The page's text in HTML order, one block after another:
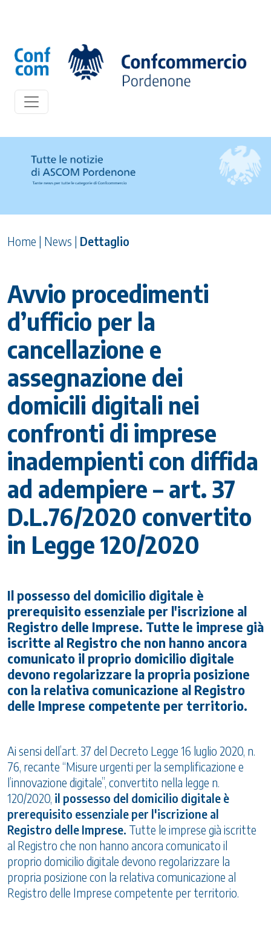
Home | News | Dettaglio
Avvio procedimenti
d’ufficio per la
cancellazione e
assegnazione dei
domicili digitali nei
confronti di imprese
inadempienti con diffida
ad adempiere – art. 37
D.L.76/2020 convertito
in Legge 120/2020
Il possesso del domicilio digitale è
prerequisito essenziale per l'iscrizione al
Registro delle Imprese. Tutte le imprese già
iscritte al Registro che non hanno ancora
comunicato il proprio domicilio digitale
devono regolarizzare la propria posizione
con la relativa comunicazione al Registro
delle Imprese competente per territorio.
Ai sensi dell’art. 37 del Decreto Legge 16 luglio 2020, n.
76, recante “Misure urgenti per la semplificazione e
l’innovazione digitale”, convertito nella legge n.
120/2020, il possesso del domicilio digitale è
prerequisito essenziale per l'iscrizione al
Registro delle Imprese. Tutte le imprese già iscritte
al Registro che non hanno ancora comunicato il
proprio domicilio digitale devono regolarizzare la
propria posizione con la relativa comunicazione al
Registro delle Imprese competente per territorio.